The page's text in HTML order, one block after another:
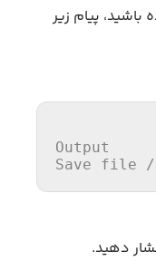
باشید، پیام زیر
Output
Save
file /
دهید.